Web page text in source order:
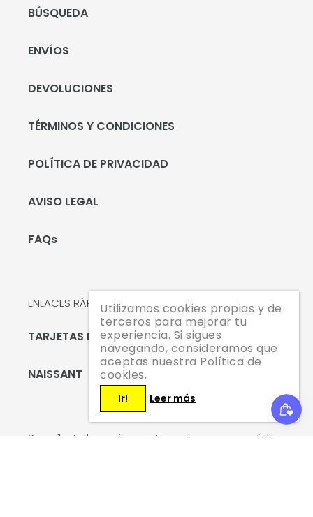
BÚSQUEDA
ENVÍOS
DEVOLUCIONES
TÉRMINOS Y CONDICIONES
POLÍTICA DE PRIVACIDAD
AVISO LEGAL
FAQs
ENLACES RÁPIDOS
TARJETAS REGALO
NAISSANT
Suscríbete hoy mismo y te enviaremos un código
Utilizamos cookies propias y de
terceros para mejorar tu
experiencia. Si sigues
navegando, consideramos que
aceptas nuestra Política de
cookies.
Ir! Leer más